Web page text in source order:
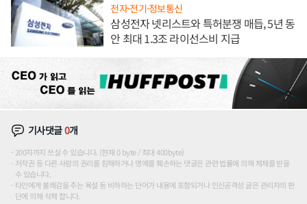
전자·전기·정보통신
삼성전자 넷리스트와 특허분쟁 매듭, 5년 동
안 최대 1.3조 라이선스비 지급
기사댓글0개
200자까지 쓰실 수 있습니다. (현재 0 byte / 최대 400byte)
저작권 등 다른 사람의 권리를 침해하거나 명예를 훼손하는 댓글은 관련 법률에 의해 제재를 받을
수 있습니다.
타인에게 불쾌감을 주는 욕설 등 비하하는 단어가 내용에 포함되거나 인신공격성 글은 관리자의 판
단에 의해 삭제 합니다.